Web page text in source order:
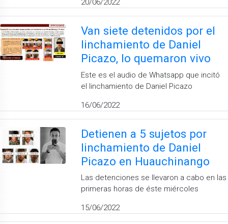
20/06/2022
Van siete detenidos por el
linchamiento de Daniel
Picazo, lo quemaron vivo
Este es el audio de Whatsapp que incitó
el linchamiento de Daniel Picazo
16/06/2022
Detienen a 5 sujetos por
linchamiento de Daniel
Picazo en Huauchinango
Las detenciones se llevaron a cabo en las
primeras horas de éste miércoles
15/06/2022